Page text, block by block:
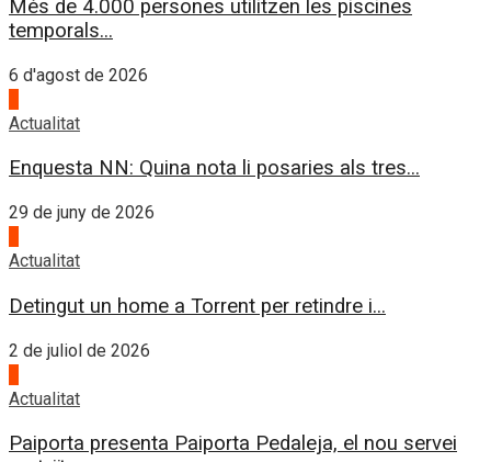
Més de 4.000 persones utilitzen les piscines
temporals...
6 d'agost de 2026
Actualitat
Enquesta NN: Quina nota li posaries als tres...
29 de juny de 2026
Actualitat
Detingut un home a Torrent per retindre i...
2 de juliol de 2026
Actualitat
Paiporta presenta Paiporta Pedaleja, el nou servei